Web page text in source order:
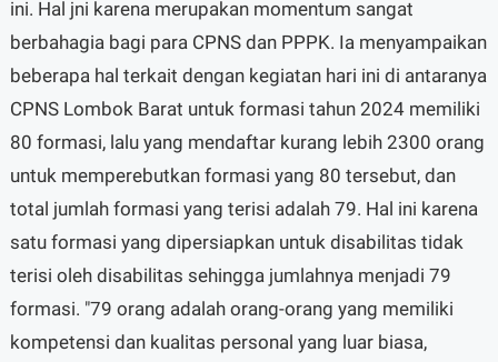
ini. Hal jni karena merupakan momentum sangat
berbahagia bagi para CPNS dan PPPK. Ia menyampaikan
beberapa hal terkait dengan kegiatan hari ini di antaranya
CPNS Lombok Barat untuk formasi tahun 2024 memiliki
80 formasi, lalu yang mendaftar kurang lebih 2300 orang
untuk memperebutkan formasi yang 80 tersebut, dan
total jumlah formasi yang terisi adalah 79. Hal ini karena
satu formasi yang dipersiapkan untuk disabilitas tidak
terisi oleh disabilitas sehingga jumlahnya menjadi 79
formasi. "79 orang adalah orang-orang yang memiliki
kompetensi dan kualitas personal yang luar biasa,